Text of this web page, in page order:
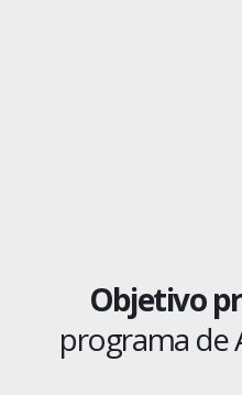
Objetivo
programa de